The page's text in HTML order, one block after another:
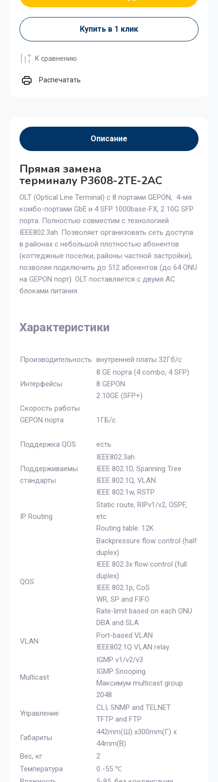
Купить в 1 клик
К сравнению
Распечатать
Описание
Прямая замена
терминалу P3608-2TE-2AC
OLT (Optical Line Terminal) с 8 портами GEPON, 4-мя
комбо-портами GbE и 4 SFP 1000base-FX, 2 10G SFP
порта. Полностью совместим с технологией
IEEE802.3ah. Позволяет организовать сеть доступа
в районах с небольшой плотностью абонентов
(коттеджные поселки, районы частной застройки),
позволяя подключить до 512 абонентов (до 64 ONU
на GEPON порт). OLT поставляется с двумя АС
блоками питания.
Характеристики
Производительность внутренней платы 32Гб/с
Интерфейсы
8 GE порта (4 combo, 4 SFP)
8 GEPON
2 10GE (SFP+)
Скорость работы
GEPON порта
1ГБ/с
Поддержка QOS есть
Поддерживаемы
стандарты
IEEE802.3ah
IEEE 802.1D, Spanning Tree
IEEE 802.1Q, VLAN
IEEE 802.1w, RSTP
IP Routing
Static route, RIPv1/v2, OSPF,
etc
Routing table: 12K
QOS
Backpressure flow control (half
duplex)
IEEE 802.3x flow control (full
duplex)
IEEE 802.1p, CoS
WR, SP and FIFO
Rate-limit based on each ONU
DBA and SLA
VLAN
Port-based VLAN
IEEE802.1Q VLAN relay
Multicast
IGMP v1/v2/v3
IGMP Snooping
Максимум multicast group
2048
Управление
CLI, SNMP and TELNET
TFTP and FTP
Габариты
442mm(Ш) x300mm(Г) x
44mm(В)
Вес, кг
2
Температура
0 -55 ℃